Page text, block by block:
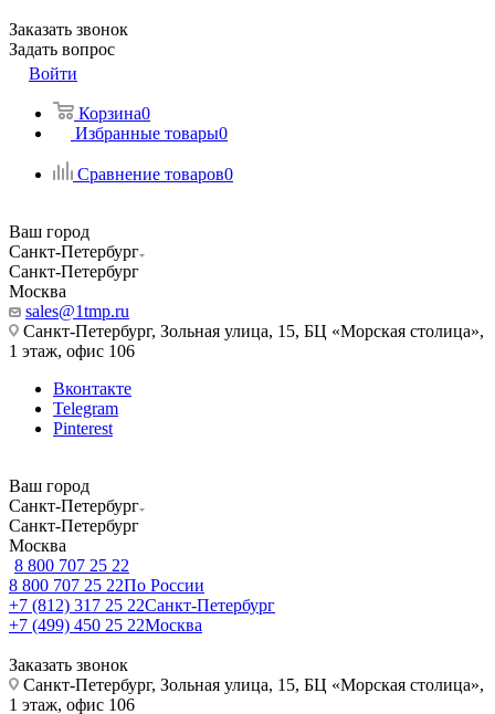
Заказать звонок
Задать вопрос
Войти
Корзина0
Избранные товары0
Сравнение товаров0
Ваш город
Санкт-Петербург
Санкт-Петербург
Москва
sales@1tmp.ru
Санкт-Петербург, Зольная улица, 15, БЦ «Морская столица»,
1 этаж, офис 106
Вконтакте
Telegram
Pinterest
Ваш город
Санкт-Петербург
Санкт-Петербург
Москва
8 800 707 25 22
8 800 707 25 22По России
+7 (812) 317 25 22Санкт-Петербург
+7 (499) 450 25 22Москва
Заказать звонок
Санкт-Петербург, Зольная улица, 15, БЦ «Морская столица»,
1 этаж, офис 106